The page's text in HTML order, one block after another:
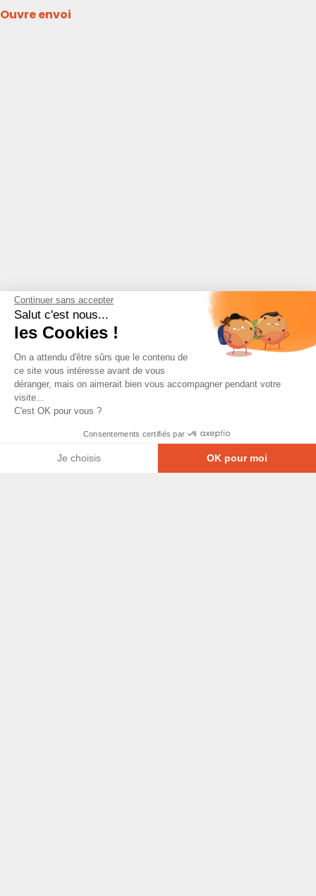
Ouvre envoi
Continuer sans accepter
Salut c'est nous...
les Cookies !
On a attendu d'être sûrs que le contenu de
ce site vous intéresse avant de vous
déranger, mais on aimerait bien vous accompagner pendant votre
visite...
C'est OK pour vous ?
Consentements certifiés par
Je choisis OK pour moi